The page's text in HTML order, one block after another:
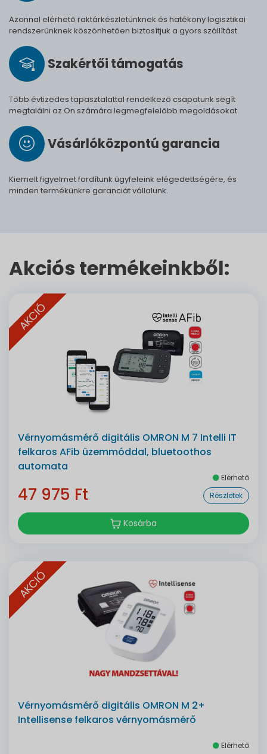
Azonnal elérhető raktárkészletünknek és hatékony logisztikai
rendszerünknek köszönhetően biztosítjuk a gyors szállítást.
Szak­értői tá­mo­ga­tás
Több évtizedes tapasztalattal rendelkező csapatunk segít
megtalálni az Ön számára legmegfelelőbb megoldásokat.
Vásárló­köz­pontú ga­ran­cia
Kiemelt figyelmet fordítunk ügyfeleink elégedettségére, és
minden termékünkre garanciát vállalunk.
Akciós termékeinkből:
AKCIÓ
Vérnyomásmérő digitális OMRON M 7 Intelli IT
felkaros AFib üzemmóddal, bluetoothos
automata
Elérhető
47 975 Ft Részletek
Kosárba
AKCIÓ
Vérnyomásmérő digitális OMRON M 2+
Intellisense felkaros vérnyomásmérő
Elérhető